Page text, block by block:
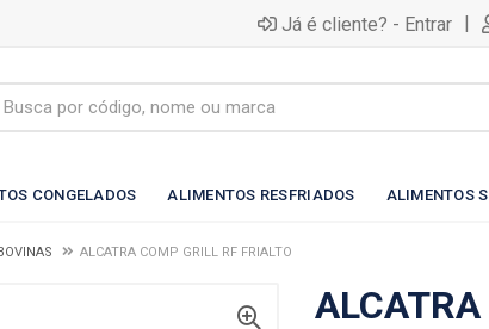
Já é cliente? - Entrar |
CONGELADOS ALIMENTOS RESFRIADOS ALIMENTOS
ALCATRA COMP GRILL RF FRIALTO